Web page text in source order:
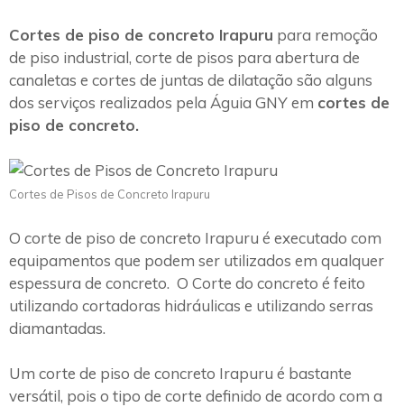
Cortes de piso de concreto Irapuru para remoção
de piso industrial, corte de pisos para abertura de
canaletas e cortes de juntas de dilatação são alguns
dos serviços realizados pela Águia GNY em cortes de
piso de concreto.
Cortes de Pisos de Concreto Irapuru
O corte de piso de concreto Irapuru é executado com
equipamentos que podem ser utilizados em qualquer
espessura de concreto. O Corte do concreto é feito
utilizando cortadoras hidráulicas e utilizando serras
diamantadas.
Um corte de piso de concreto Irapuru é bastante
versátil, pois o tipo de corte definido de acordo com a